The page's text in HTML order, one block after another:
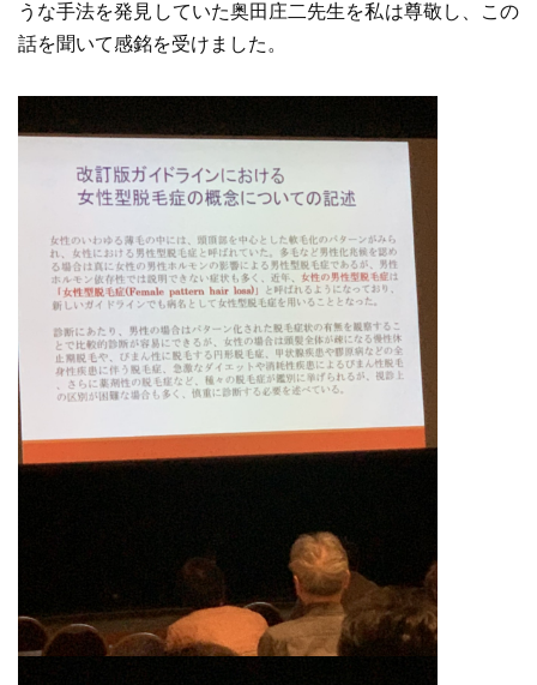
うな手法を発見していた奥田庄二先生を私は尊敬し、この
話を聞いて感銘を受けました。